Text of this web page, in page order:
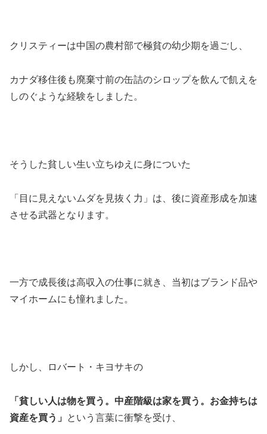
クリスティーは中国の農村部で極貧の幼少期を過ごし、
カナダ移住後も廃棄寸前の缶詰のシロップを飲んで飢えを
しのぐような経験をしました。
そうした貧しい生い立ちゆえに身についた
「目に見えないムダを見抜く力」は、後に資産形成を加速
させる武器となります。
一方で成長後は高収入の仕事に就き、当初はブランド品や
マイホームにも憧れました。
しかし、ロバート・キヨサキの
「貧しい人は物を買う。中産階級は家を買う。お金持ちは
資産を買う」
という言葉に衝撃を受け、